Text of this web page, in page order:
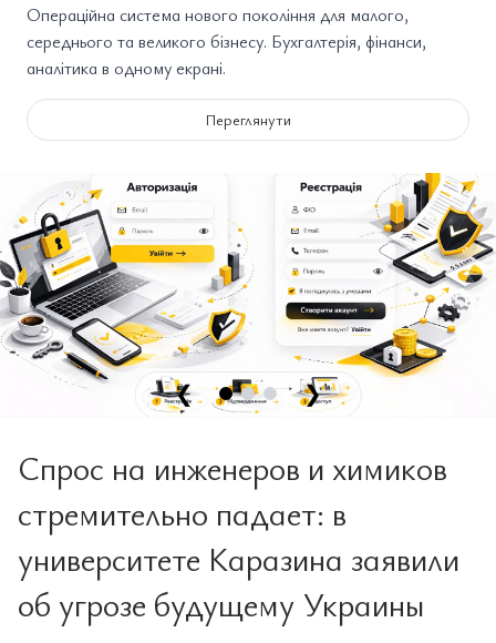
Операційна система нового покоління для малого,
середнього та великого бізнесу. Бухгалтерія, фінанси,
аналітика в одному екрані.
Переглянути
❮ ❯
Спрос на инженеров и химиков
стремительно падает: в
университете Каразина заявили
об угрозе будущему Украины